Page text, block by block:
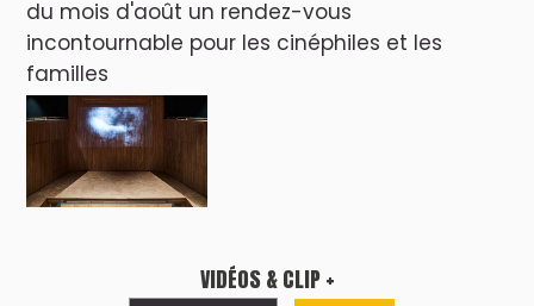
Clip : 🎵 LE BLUES DE L'IA
🎵 Ormuzera bien, qui ormuzera le
dernier
Reportages
Nizar Baraka préside à Marrakech une
l’équité territoriale